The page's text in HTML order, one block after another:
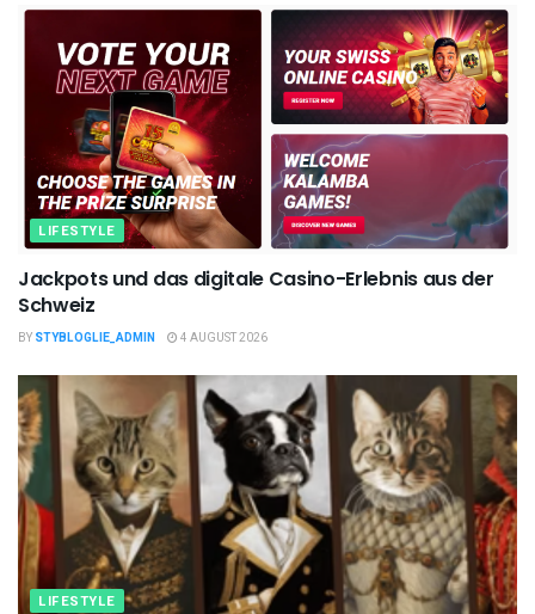
LIFESTYLE
Jackpots und das digitale Casino-Erlebnis aus der
Schweiz
BY STYBLOGLIE_ADMIN 4 AUGUST 2026
LIFESTYLE